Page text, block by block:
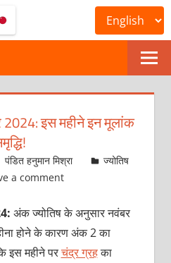
ONLINE
ASTROLOGICAL
JOURNAL
–
ASTROSAGE
MAGAZINE
इस महीने इन मूलांक
पंडित हनुमान मिश्रा
ज्योतिष
a comment
अंक ज्योतिष के अनुसार नवंबर
होने के कारण अंक 2 का
इस महीने परचंद्र ग्रहका